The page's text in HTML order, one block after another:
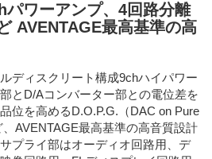
パワーアンプ、4回路分離
AVENTAGE最高基準の高
ディスクリート構成9chハイパワー
とD/Aコンバーター部との電位差を
位を高めるD.O.P.G.（DAC on Pure
AVENTAGE最高基準の高音質設計
プライ部はオーディオ回路用、デ